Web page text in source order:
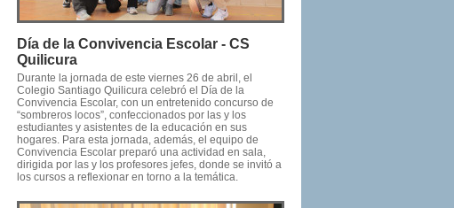
Día de la Convivencia Escolar - CS
Quilicura
Durante la jornada de este viernes 26 de abril, el
Colegio Santiago Quilicura celebró el Día de la
Convivencia Escolar, con un entretenido concurso de
“sombreros locos”, confeccionados por las y los
estudiantes y asistentes de la educación en sus
hogares. Para esta jornada, además, el equipo de
Convivencia Escolar preparó una actividad en sala,
dirigida por las y los profesores jefes, donde se invitó a
los cursos a reflexionar en torno a la temática.